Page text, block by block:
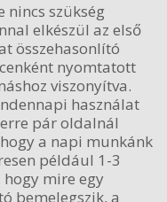
nincs szükség
elkészül az első
összehasonlító
nyomtatott
viszonyítva.
használat
pár oldalnál
a napi munkánk
például 1-3
mire egy
bemelegszik, a